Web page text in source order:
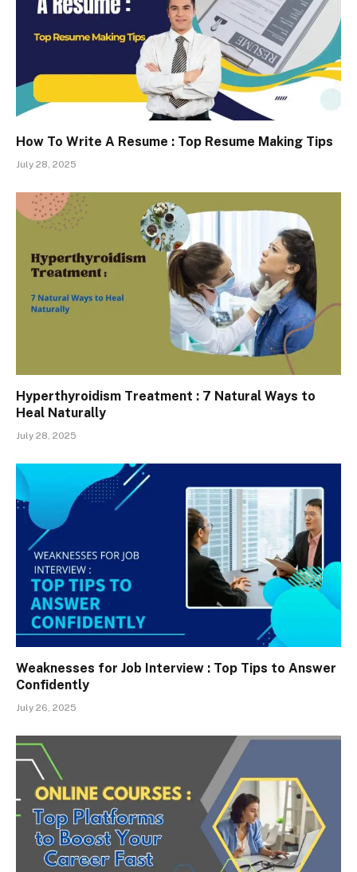
How To Write A Resume : Top Resume Making Tips
July 28, 2025
Hyperthyroidism Treatment : 7 Natural Ways to
Heal Naturally
July 28, 2025
Weaknesses for Job Interview : Top Tips to Answer
Confidently
July 26, 2025